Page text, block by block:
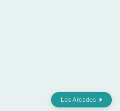
Les Arcades